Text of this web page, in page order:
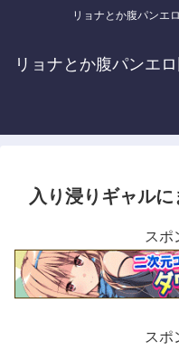
リョナとか腹パンエ
リョナとか腹パンエ
入り浸りギャル
スポ
スポ